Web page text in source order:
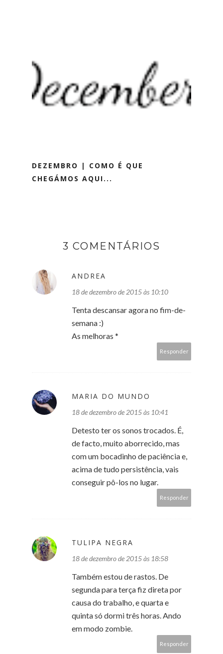
DEZEMBRO | COMO É QUE
CHEGÁMOS AQUI...
3 COMENTÁRIOS
ANDREA
18 de dezembro de 2015 às 10:10
Tenta descansar agora no fim-de-
semana :)
As melhoras *
Responder
MARIA DO MUNDO
18 de dezembro de 2015 às 10:41
Detesto ter os sonos trocados. É,
de facto, muito aborrecido, mas
com um bocadinho de paciência e,
acima de tudo persistência, vais
conseguir pô-los no lugar.
Responder
TULIPA NEGRA
18 de dezembro de 2015 às 18:58
Também estou de rastos. De
segunda para terça fiz direta por
causa do trabalho, e quarta e
quinta só dormi três horas. Ando
em modo zombie.
Responder